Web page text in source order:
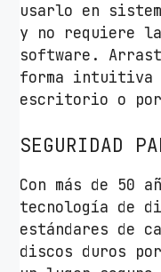
usarlo en
y no requiere
software.
forma intuitiva
escritorio o
SEGURIDAD
Con más de 50
tecnología de
estándares de
discos duros